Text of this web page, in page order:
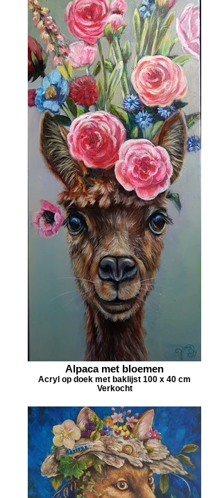
Alpaca met bloemen
Acryl op doek met baklijst 100 x 40 cm
Verkocht